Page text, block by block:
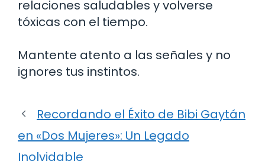
relaciones saludables y volverse
tóxicas con el tiempo.
Mantente atento a las señales y no
ignores tus instintos.
Recordando el Éxito de Bibi Gaytán
en «Dos Mujeres»: Un Legado
Inolvidable